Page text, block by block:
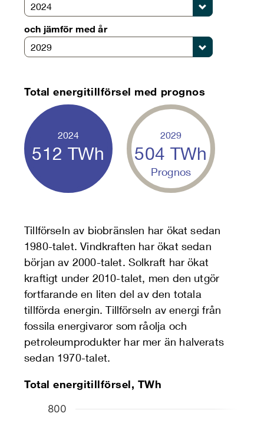
2024
och jämför med år
2029
Total energitillförsel med prognos
2024
512 TWh
2029
504 TWh
Prognos
Tillförseln av biobränslen har ökat sedan
1980-talet. Vindkraften har ökat sedan
början av 2000-talet. Solkraft har ökat
kraftigt under 2010-talet, men den utgör
fortfarande en liten del av den totala
tillförda energin. Tillförseln av energi från
fossila energivaror som råolja och
petroleumprodukter har mer än halverats
sedan 1970-talet.
Total energitillförsel, TWh
Chart800